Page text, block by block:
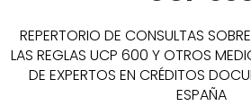
REPERTORIO DE CONSULTAS
LAS REGLAS UCP 600 Y OTROS
DE EXPERTOS EN CRÉDITOS
ESPAÑA